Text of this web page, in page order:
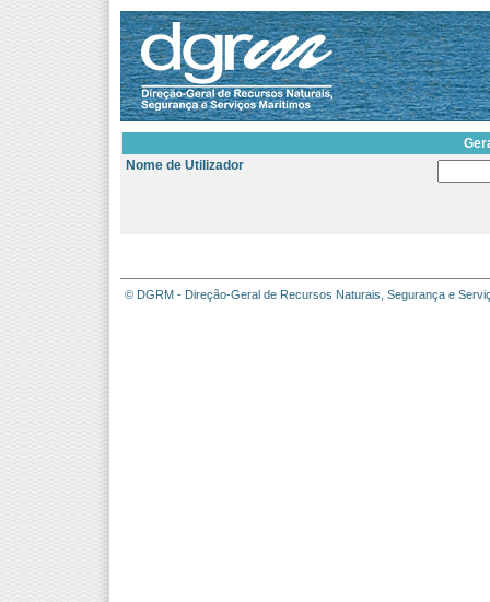
Nome de Utilizador
© DGRM - Direção-Geral de Recursos Naturais, Segurança e